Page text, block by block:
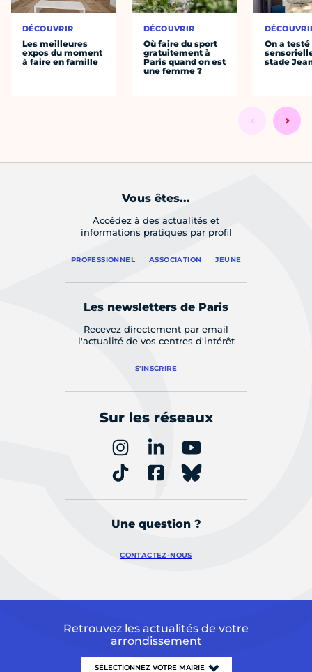
DÉCOUVRIR
Les meilleures
expos du moment
à faire en famille
DÉCOUVRIR
Où faire du sport
gratuitement à
Paris quand on est
une femme ?
On a
stade
Vous êtes...
Accédez à des actualités et
informations pratiques par profil
PROFESSIONNEL ASSOCIATION JEUNE
Les newsletters de Paris
Recevez directement par email
l'actualité de vos centres d'intérêt
S'INSCRIRE
Sur les réseaux
Une question ?
CONTACTEZ-NOUS
Retrouvez les actualités de votre
arrondissement